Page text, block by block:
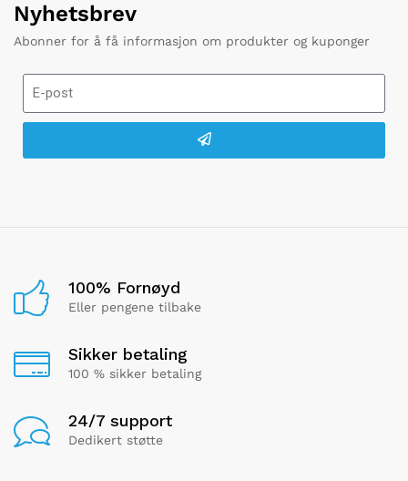
Nyhetsbrev
Abonner for å få informasjon om produkter og kuponger
100% Fornøyd
Eller pengene tilbake
Sikker betaling
100 % sikker betaling
24/7 support
Dedikert støtte